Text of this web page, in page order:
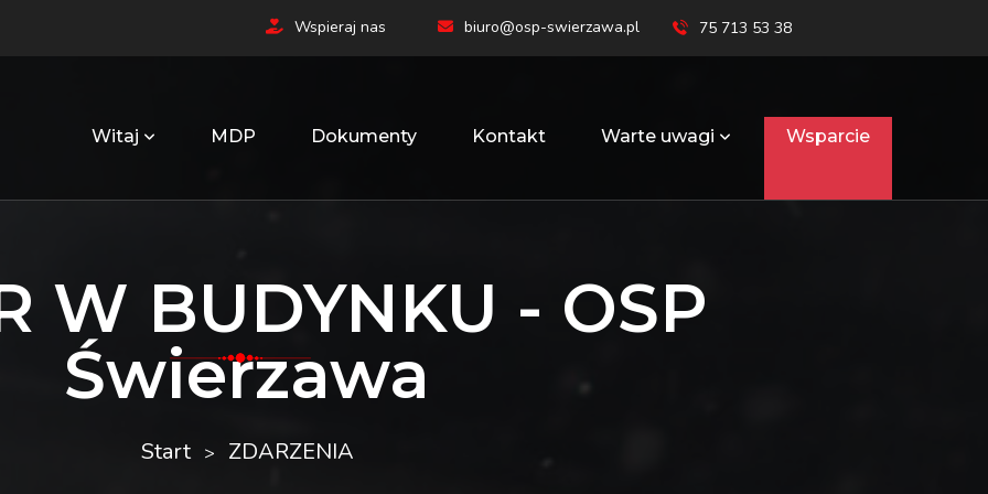
Wspieraj nas biuro@osp-swierzawa.pl 75 713 53 38
Witaj MDP Dokumenty Kontakt Warte uwagi Wsparcie
W BUDYNKU - OSP
Świerzawa
Start ZDARZENIA